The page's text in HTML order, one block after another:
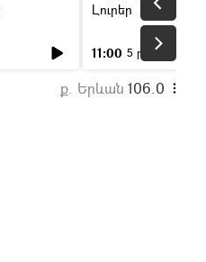
Լուրեր
11:00 5 ր
ք. Երևան 106.0